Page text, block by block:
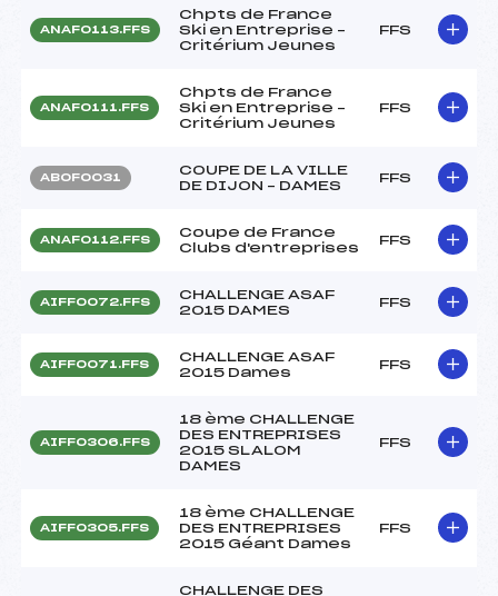
ANAF0113.FFS
Chpts de France
Ski en Entreprise –
Critérium Jeunes
FFS
ANAF0111.FFS
Chpts de France
Ski en Entreprise –
Critérium Jeunes
FFS
ABOF0031
COUPE DE LA VILLE
DE DIJON – DAMES
FFS
ANAF0112.FFS
Coupe de France
Clubs d'entreprises
FFS
AIFF0072.FFS
CHALLENGE ASAF
2015 DAMES
FFS
AIFF0071.FFS
CHALLENGE ASAF
2015 Dames
FFS
AIFF0306.FFS
18 ème CHALLENGE
DES ENTREPRISES
2015 SLALOM
DAMES
FFS
AIFF0305.FFS
18 ème CHALLENGE
DES ENTREPRISES
2015 Géant Dames
FFS
CHALLENGE DES